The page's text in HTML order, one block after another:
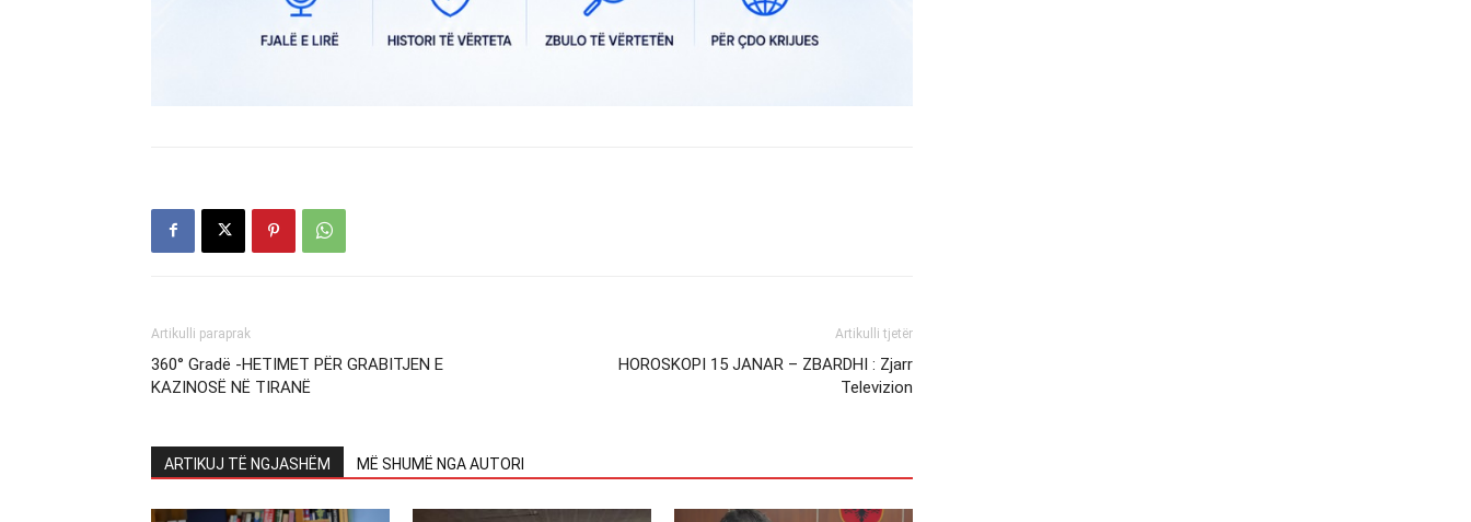
Artikulli paraprak
360° Gradë -HETIMET PËR GRABITJEN E
KAZINOSË NË TIRANË
Artikulli tjetër
HOROSKOPI 15 JANAR – ZBARDHI : Zjarr
Televizion
ARTIKUJ TË NGJASHËM MË SHUMË NGA AUTORI